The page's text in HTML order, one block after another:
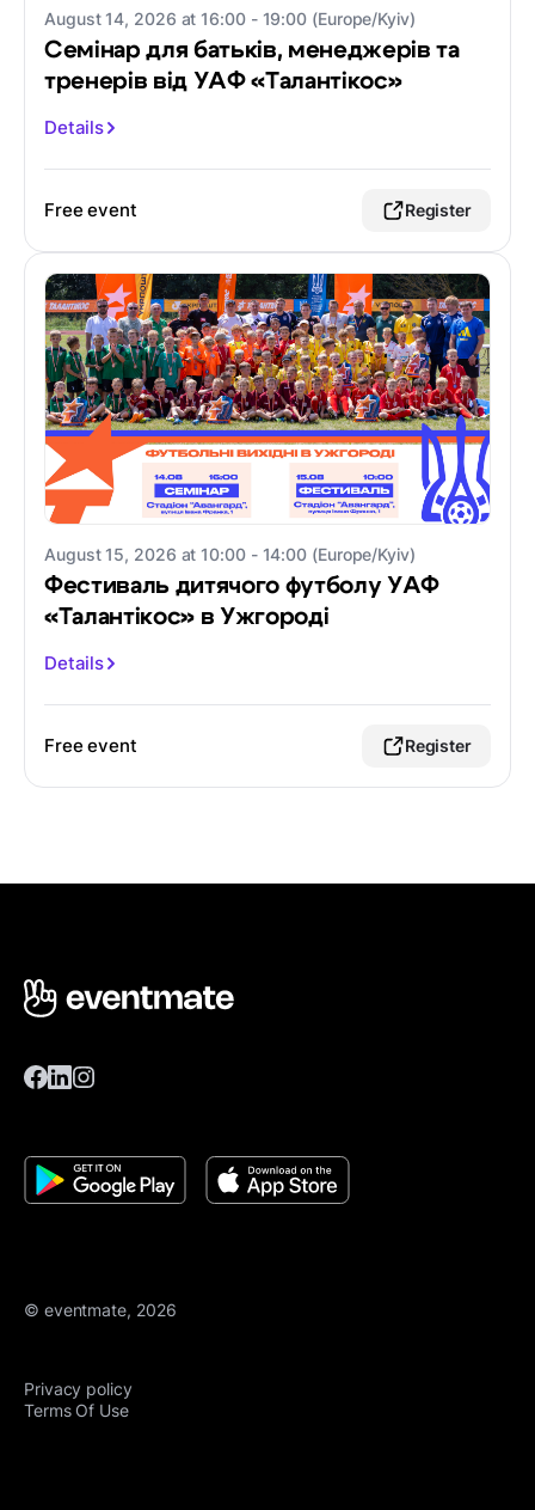
August 14, 2026 at 16:00 - 19:00 (Europe/Kyiv)
Семінар для батьків, менеджерів та
тренерів від УАФ «Талантікос»
Details
Free event Register
August 15, 2026 at 10:00 - 14:00 (Europe/Kyiv)
Фестиваль дитячого футболу УАФ
«Талантікос» в Ужгороді
Details
Free event Register
© eventmate, 2026
Privacy policy
Terms Of Use